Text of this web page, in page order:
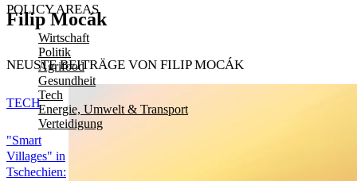
POLICY AREAS
Wirtschaft
Politik
Agrifood
Gesundheit
Tech
Energie, Umwelt & Transport
Verteidigung
Filip Mocák
NEUSTE BEITRÄGE VON FILIP MOCÁK
"Smart
Villages" in
Tschechien:
TECH